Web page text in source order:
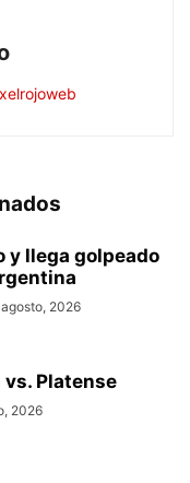
y llega golpeado
2026
vs. Platense
2026